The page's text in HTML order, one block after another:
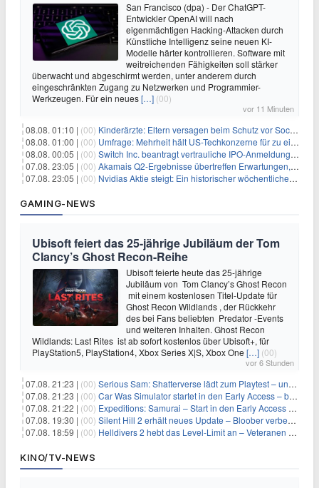
San Francisco (dpa) - Der ChatGPT-
Entwickler OpenAI will nach
eigenmächtigen Hacking-Attacken durch
Künstliche Intelligenz seine neuen KI-
Modelle härter kontrollieren. Software mit
weitreichenden Fähigkeiten soll stärker
überwacht und abgeschirmt werden, unter anderem durch
eingeschränkten Zugang zu Netzwerken und Programmier-
Werkzeugen. Für ein neues[…] (00)
vor 11 Minuten
08.08. 01:10 | (00) Kinderärzte: Eltern versagen beim Schutz vor Social Media
08.08. 01:00 | (00) Umfrage: Mehrheit hält US-Techkonzerne für zu einflussreich
08.08. 00:05 | (00) Switch Inc. beantragt vertrauliche IPO-Anmeldung im Zuge des AI-Booms
07.08. 23:05 | (00) Akamais Q2-Ergebnisse übertreffen Erwartungen, doch Aktien fallen: Ein tieferer Blick
07.08. 23:05 | (00) Nvidias Aktie steigt: Ein historischer wöchentlicher Anstieg, getrieben von Innovation und Marktnachfrage
GAMING-NEWS
Ubisoft feiert das 25-jährige Jubiläum der Tom
Clancy’s Ghost Recon-Reihe
Ubisoft feierte heute das 25-jährige
Jubiläum von Tom Clancy’s Ghost Recon
mit einem kostenlosen Titel-Update für
Ghost Recon Wildlands , der Rückkehr
des bei Fans beliebten Predator -Events
und weiteren Inhalten. Ghost Recon
Wildlands: Last Rites ist ab sofort kostenlos über Ubisoft+, für
PlayStation5, PlayStation4, Xbox Series X|S, Xbox One […] (00)
vor 6 Stunden
07.08. 21:23 | (00) Serious Sam: Shatterverse lädt zum Playtest – und erscheint schon bald!
07.08. 21:23 | (00) Car Was Simulator startet in den Early Access – bald gehts los!
07.08. 21:22 | (00) Expeditions: Samurai – Start in den Early Access ab heute im feudalen Japan
07.08. 19:30 | (00) Silent Hill 2 erhält neues Update – Bloober verbessert Grafik und Performance
07.08. 18:59 | (00) Helldivers 2 hebt das Level-Limit an – Veteranen können endlich weiter aufsteigen
KINO/TV-NEWS